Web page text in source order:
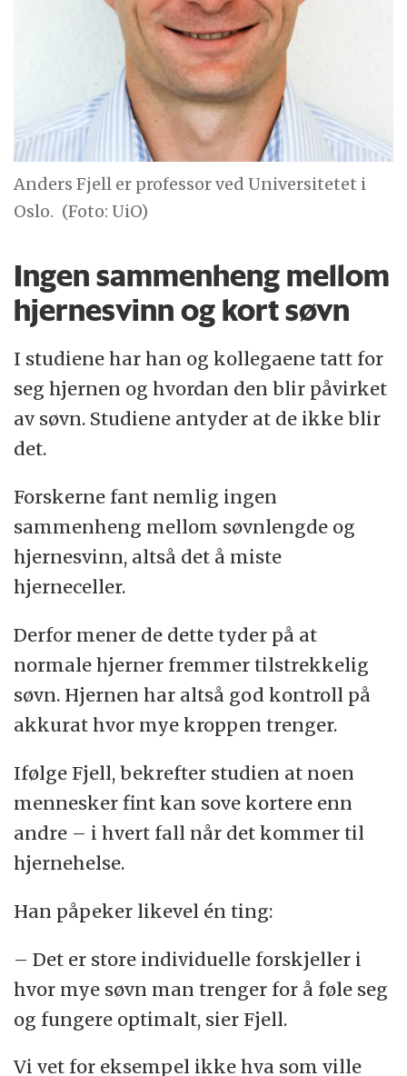
Anders Fjell er professor ved Universitetet i
Oslo. (Foto: UiO)
Ingen sammenheng mellom
hjernesvinn og kort søvn
I studiene har han og kollegaene tatt for
seg hjernen og hvordan den blir påvirket
av søvn. Studiene antyder at de ikke blir
det.
Forskerne fant nemlig ingen
sammenheng mellom søvnlengde og
hjernesvinn, altså det å miste
hjerneceller.
Derfor mener de dette tyder på at
normale hjerner fremmer tilstrekkelig
søvn. Hjernen har altså god kontroll på
akkurat hvor mye kroppen trenger.
Ifølge Fjell, bekrefter studien at noen
mennesker fint kan sove kortere enn
andre – i hvert fall når det kommer til
hjernehelse.
Han påpeker likevel én ting:
– Det er store individuelle forskjeller i
hvor mye søvn man trenger for å føle seg
og fungere optimalt, sier Fjell.
Vi vet for eksempel ikke hva som ville